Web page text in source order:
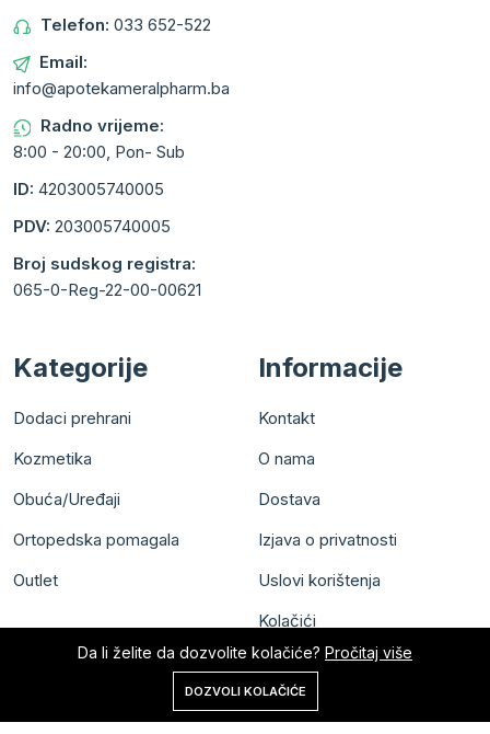
Telefon: 033 652-522
Email:
info@apotekameralpharm.ba
Radno vrijeme:
8:00 - 20:00, Pon- Sub
ID: 4203005740005
PDV: 203005740005
Broj sudskog registra:
065-0-Reg-22-00-00621
Kategorije
Dodaci prehrani
Kozmetika
Obuća/Uređaji
Ortopedska pomagala
Outlet
Informacije
Kontakt
O nama
Dostava
Izjava o privatnosti
Uslovi korištenja
Kolačići
Korpa
Da li želite da dozvolite kolačiće? Pročitaj više
DOZVOLI KOLAČIĆE